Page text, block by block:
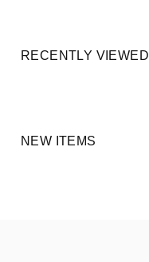
RECENTLY VIEWED
NEW ITEMS